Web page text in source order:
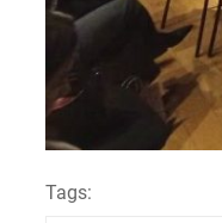
Tags: